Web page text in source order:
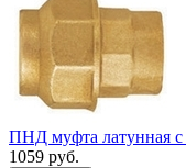
ПНД муфта латунная с
1059 руб.